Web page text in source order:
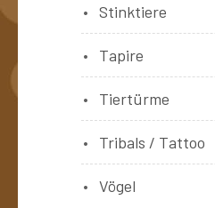
Stinktiere
Tapire
Tiertürme
Tribals / Tattoo
Vögel